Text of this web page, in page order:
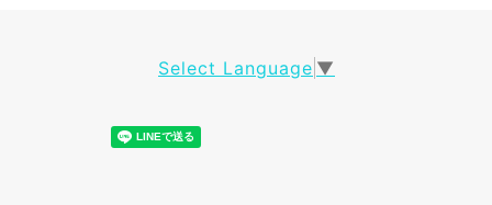
Select Language ▼